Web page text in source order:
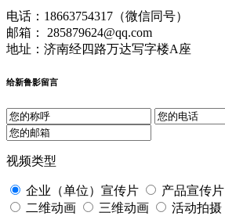
电话：18663754317（微信同号）
邮箱： 285879624@qq.com
地址：济南经四路万达写字楼A座
给新鲁影留言
视频类型
企业（单位）宣传片 产品宣传片
二维动画
三维动画 活动拍摄